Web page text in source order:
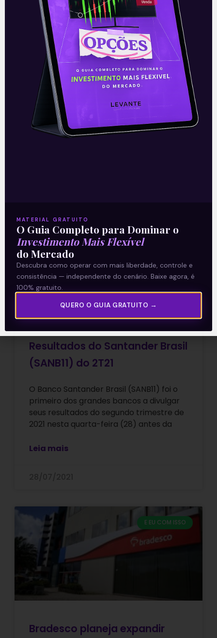
Manifesto do setor privado
Durante o fim de semana, foi noticiado
que o Banco do Brasil (BBAS3) e a Caixa
Econômica Federal estariam de saída da
Febraban (Federação Brasileira
E EU COM ISSO
Resultados do Santander Brasil
(SANB11) do 2T21
O Banco Santander Brasil (SANB11) foi o
primeiro dos grandes bancos a divulgar
seus resultados do segundo trimestre de
2021 nesta quarta-feira (28) antes da
Leia mais
E EU COM ISSO
Bradesco planeja expandir
MATERIAL GRATUITO
O Guia Completo para Dominar o
Investimento Mais Flexível
do Mercado
Descubra como operar com mais liberdade, controle e
consistência — independente do cenário. Baixe agora, é
100% gratuito.
QUERO O GUIA GRATUITO →